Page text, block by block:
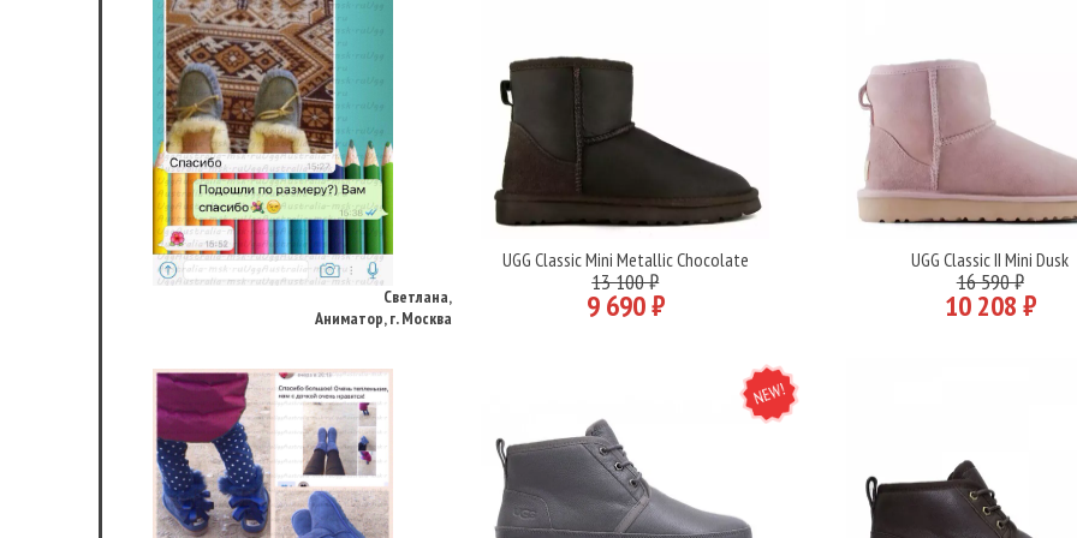
Светлана,
Аниматор, г. Москва
Подробнее
UGG Classic Mini Metallic Chocolate
13 100 ₽
9 690 ₽
Подробнее
UGG Classic II Mini Dusk
16 590 ₽
10 208 ₽
NEW